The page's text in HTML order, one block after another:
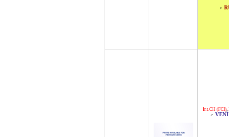
♀
Int.CH (FCI),
♂